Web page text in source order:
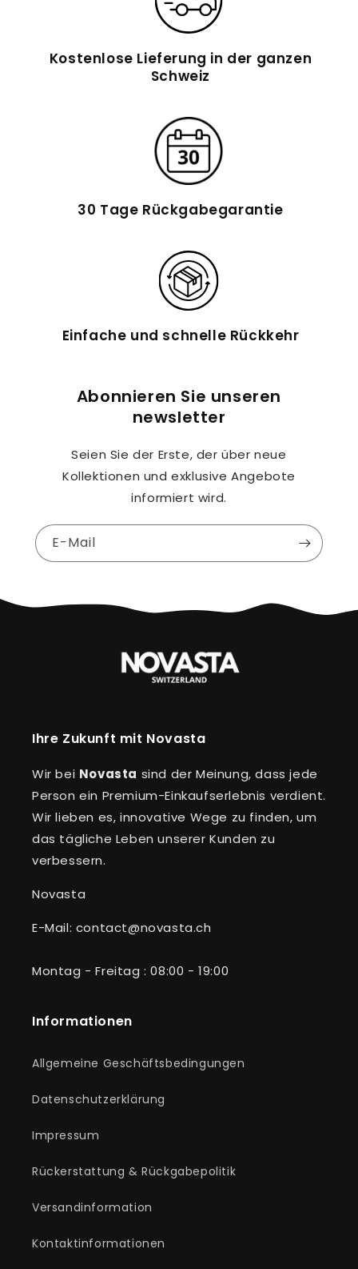
Kostenlose Lieferung in der ganzen
Schweiz
30 Tage Rückgabegarantie
Einfache und schnelle Rückkehr
Abonnieren Sie unseren
newsletter
Seien Sie der Erste, der über neue
Kollektionen und exklusive Angebote
informiert wird.
E-Mail
Ihre Zukunft mit Novasta
Wir bei Novasta sind der Meinung, dass jede
Person ein Premium-Einkaufserlebnis verdient.
Wir lieben es, innovative Wege zu finden, um
das tägliche Leben unserer Kunden zu
verbessern.
Novasta
E-Mail: contact@novasta.ch
Montag - Freitag : 08:00 - 19:00
Informationen
Allgemeine Geschäftsbedingungen
Datenschutzerklärung
Impressum
Rückerstattung & Rückgabepolitik
Versandinformation
Kontaktinformationen